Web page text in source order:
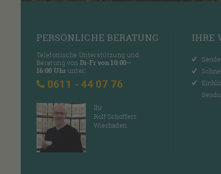
PERSÖNLICHE BERATUNG
Telefonische Unterstützung und
Beratung von Di-Fr von 10:00—
16:00 Uhr unter:
0611 - 44 07 76
Ihr
Rolf Schoffers
Wiesbaden
IHRE